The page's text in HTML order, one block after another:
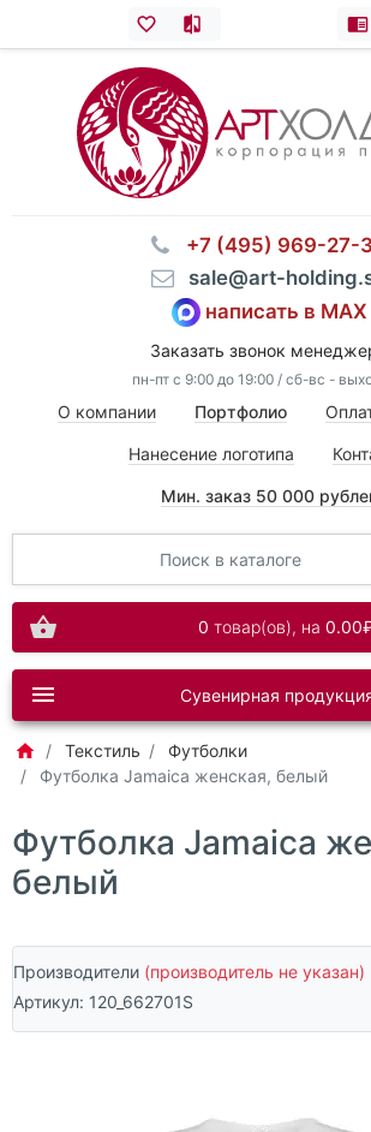
⠀+7 (495) 969-27-
⠀sale@art-
написать в MAX
Заказать звонок
пн-пт с 9:00 до 19:00 / сб-вс -
О компании Портфолио
Нанесение логотипа
Мин. заказ 50 000
0 товар(ов), на
Сувенирная
Текстиль
Футболки
Футболка Jamaica женская, белый
Футболка Jamaica
белый
Производители (производитель не указан)
Артикул: 120_662701S